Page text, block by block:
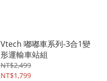
Vtech 嘟嘟車系列-3合1變
形運輸車站組
NT$2,499
NT$1,799